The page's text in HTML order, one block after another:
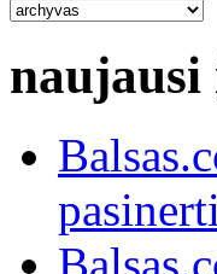
naujausi